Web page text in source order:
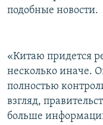
подобные новости.
«Китаю придется
несколько иначе.
полностью
взгляд,
больше